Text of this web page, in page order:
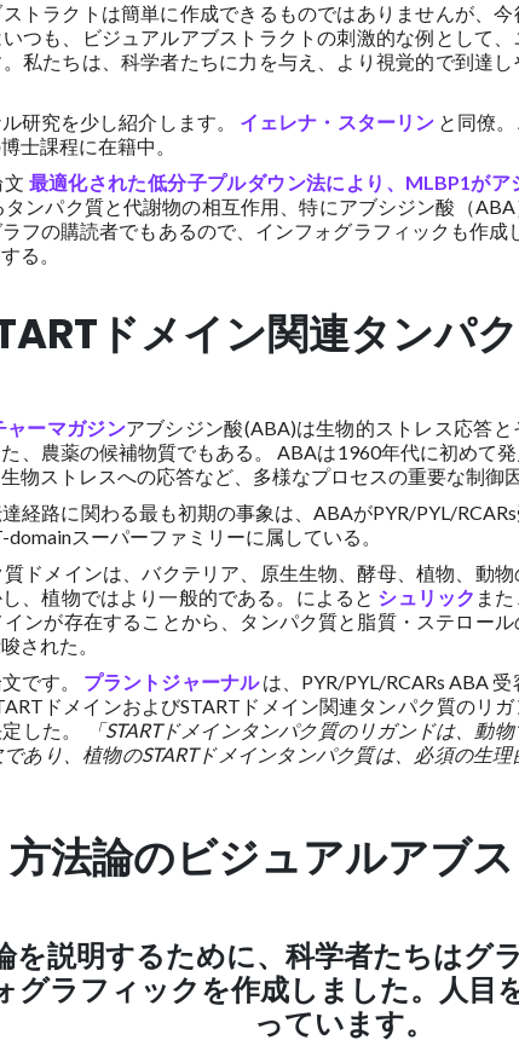
トラクトは簡単に作成できるものではありませんが、
つも、ビジュアルアブストラクトの刺激的な例として
私たちは、科学者たちに力を与え、より視覚的で到達
研究を少し紹介します。 イェレナ・スターリン と同僚
士課程に在籍中。
最適化された低分子プルダウン法により、MLBP1が
タンパク質と代謝物の相互作用、特にアブシジン酸（
フの購読者でもあるので、インフォグラフィックも作成
る。
ドメイン関連タンパ
ャーマガジンアブシジン酸(ABA)は生物的ストレス応答
、農薬の候補物質でもある。 ABAは1960年代に初めて
物ストレスへの応答など、多様なプロセスの重要な制御
経路に関わる最も初期の事象は、ABAがPYR/PYL/
domainスーパーファミリーに属している。
質ドメインは、バクテリア、原生生物、酵母、植物、動
、植物ではより一般的である。によると シュリック ま
インが存在することから、タンパク質と脂質・ステロー
された。
です。 プラントジャーナルは、PYR/PYL/RCARs ABA
ドメインおよびSTARTドメイン関連タンパク質のリ
した。
「STARTドメインタンパク質のリガンドは、動
あり、植物のSTARTドメインタンパク質は、必須の生
方法論のビジュアルアブ
を説明するために、科学者たちはグ
グラフィックを作成しました。人目
っています。